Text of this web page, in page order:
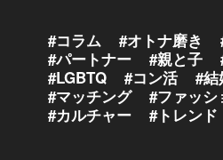
#コラム #オトナ磨き
#パートナー
#親と子
#LGBTQ
#コン活 #結
#マッチング
#ファッシ
#カルチャー
#トレンド